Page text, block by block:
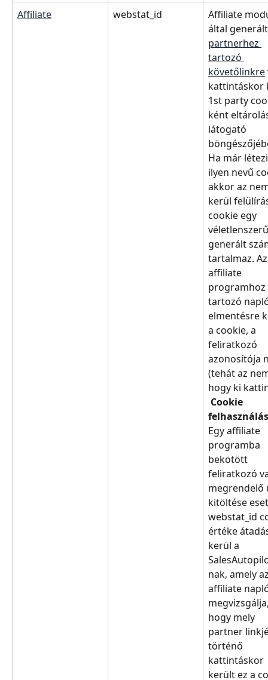
Affiliate
webstat_id
Affiliate
által
partnerhez
tartozó
követőlinkre
kattintáskor
1st party
ként
látogató
Ha már
ilyen nevű
akkor az
kerül
cookie egy
generált
tartalmaz.
affiliate
programhoz
tartozó
elmentésre
a cookie, a
feliratkozó
azonosítója
(tehát az
hogy ki
Cookie
Egy affiliate
programba
bekötött
feliratkozó
kitöltése
webstat_id
értéke
kerül a
nak, amely
affiliate
hogy mely
partner
történő
kattintáskor
került ez a